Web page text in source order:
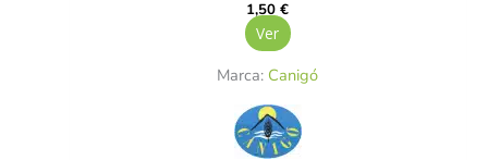
1,50€
Ver
Marca: Canigó